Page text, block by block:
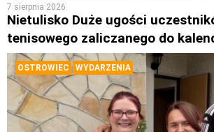
7 sierpnia 2026
Nietulisko Duże ugości
tenisowego zaliczanego do
OSTROWIEC WYDARZENIA